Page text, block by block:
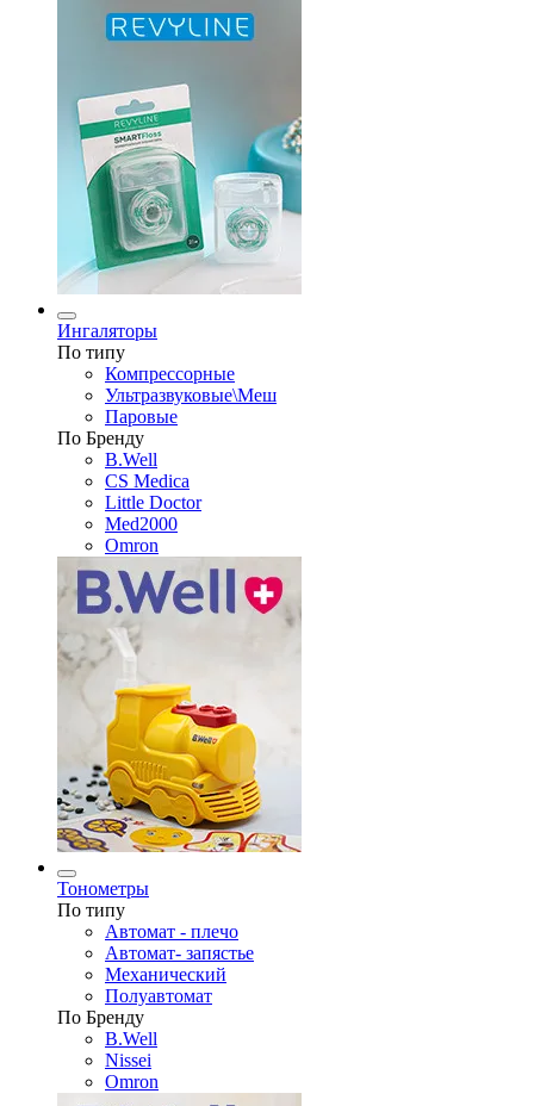
Ингаляторы
По типу
Компрессорные
Ультразвуковые\Меш
Паровые
По Бренду
B.Well
CS Medica
Little Doctor
Med2000
Omron
Тонометры
По типу
Автомат - плечо
Автомат- запястье
Механический
Полуавтомат
По Бренду
B.Well
Nissei
Omron